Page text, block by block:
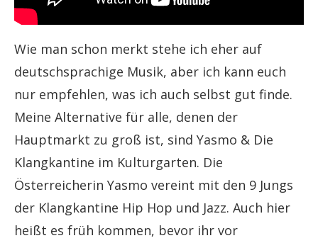
Wie man schon merkt stehe ich eher auf
deutschsprachige Musik, aber ich kann euch
nur empfehlen, was ich auch selbst gut finde.
Meine Alternative für alle, denen der
Hauptmarkt zu groß ist, sind Yasmo & Die
Klangkantine im Kulturgarten. Die
Österreicherin Yasmo vereint mit den 9 Jungs
der Klangkantine Hip Hop und Jazz. Auch hier
heißt es früh kommen, bevor ihr vor